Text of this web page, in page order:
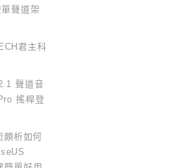
聲道架
君主科
聲道音
搖桿登
頗析如何